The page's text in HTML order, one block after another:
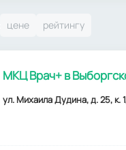
МКЦ Врач+ в
ул. Михаила Дудина, д. 25, к.